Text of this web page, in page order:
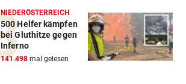
NIEDERÖSTERREICH
500 Helfer kämpfen
bei Gluthitze gegen
Inferno
141.498 mal gelesen